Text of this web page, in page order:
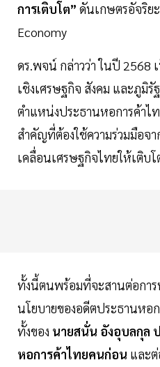
การเติบโต” ดันเกษตรอัจริย
Economy
ดร.พจน์ กล่าวว่า ในปี 2568
เชิงเศรษฐกิจ สังคม และภูมิรั
ตำแหน่งประธานหอการค้าไ
สำคัญที่ต้องใช้ความร่วมมือจ
เคลื่อนเศรษฐกิจไทยให้เติบ
ทั้งนี้ตนพร้อมที่จะสานต่อการ
นโยบายของอดีตประธานหอ
ทั้งของ นายสนั่น อังอุบลกุล
หอการค้าไทยคนก่อน และ